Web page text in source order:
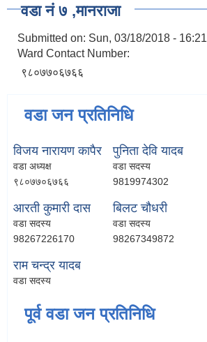
वडा नं‌ ७ ,मानराजा
Submitted on: Sun, 03/18/2018 - 16:21
Ward Contact Number:
९८०७७०६७६६
वडा जन प्रतिनिधि
विजय नारायण कापैर
वडा अध्यक्ष
९८०७७०६७६६
पुनिता देवि यादब
वडा सदस्य
9819974302
आरती कुमारी दास
वडा सदस्य
98267226170
बिलट चौधरी
वडा सदस्य
98267349872
राम चन्द्र यादब
वडा सदस्य
पूर्व वडा जन प्रतिनिधि